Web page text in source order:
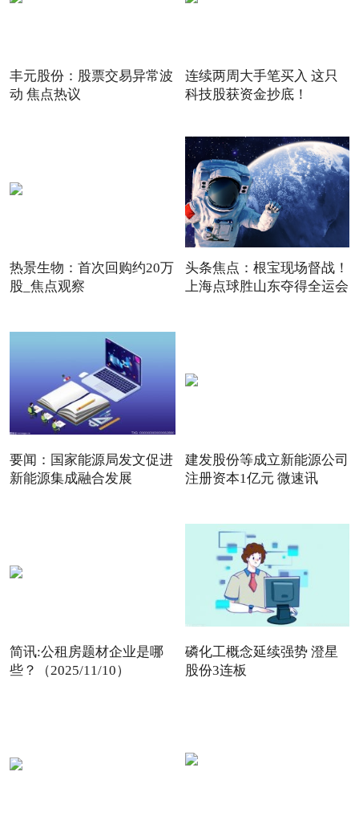
丰元股份：股票交易异常波
动 焦点热议
连续两周大手笔买入 这只
科技股获资金抄底！
热景生物：首次回购约20万
股_焦点观察
头条焦点：根宝现场督战！
上海点球胜山东夺得全运会
要闻：国家能源局发文促进
新能源集成融合发展
建发股份等成立新能源公司
注册资本1亿元 微速讯
简讯:公租房题材企业是哪
些？（2025/11/10）
磷化工概念延续强势 澄星
股份3连板